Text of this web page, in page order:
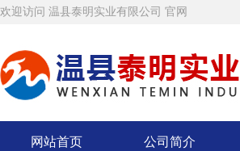
欢迎访问 温县泰明实业有限公司 官网
网站首页 公司简介